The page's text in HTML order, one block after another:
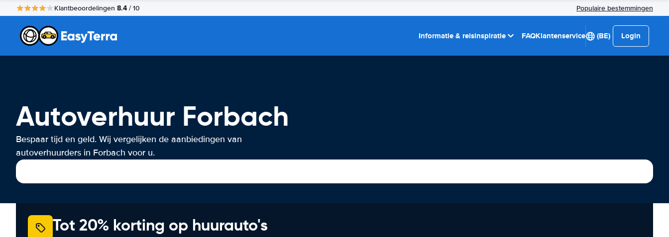
Klantbeoordelingen 8.4 / 10 Populaire bestemmingen
Informatie & reisinspiratie FAQKlantenservice (BE) Login
Autoverhuur Forbach
Bespaar tijd en geld. Wij vergelijken de aanbiedingen van
autoverhuurders in Forbach voor u.
Tot 20% korting op huurauto's